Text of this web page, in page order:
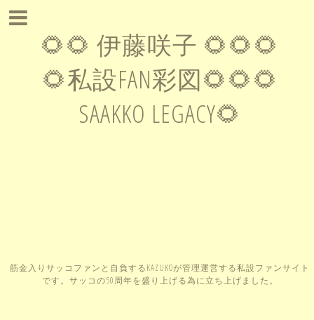
🌻🌻 伊藤咲子 🌻🌻🌻
🌻私設FAN彩図🌻🌻🌻
SAAKKO LEGACY🌻
筋金入りサッコファンと自負するKAZUKOが管理運営する私設ファンサイト
です。サッコの50周年を盛り上げる為に立ち上げました。